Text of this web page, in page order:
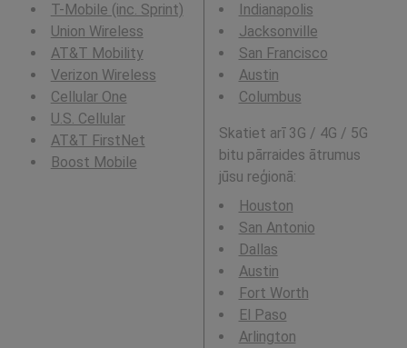
T-Mobile (inc. Sprint)
Union Wireless
AT&T Mobility
Verizon Wireless
Cellular One
U.S. Cellular
AT&T FirstNet
Boost Mobile
Indianapolis
Jacksonville
San Francisco
Austin
Columbus
Skatiet arī 3G / 4G / 5G
bitu pārraides ātrumus
jūsu reģionā:
Houston
San Antonio
Dallas
Austin
Fort Worth
El Paso
Arlington